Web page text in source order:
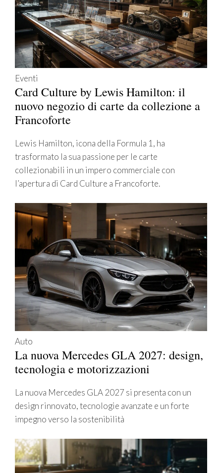
Eventi
Card Culture by Lewis Hamilton: il
nuovo negozio di carte da collezione a
Francoforte
Lewis Hamilton, icona della Formula 1, ha
trasformato la sua passione per le carte
collezionabili in un impero commerciale con
l’apertura di Card Culture a Francoforte.
Auto
La nuova Mercedes GLA 2027: design,
tecnologia e motorizzazioni
La nuova Mercedes GLA 2027 si presenta con un
design rinnovato, tecnologie avanzate e un forte
impegno verso la sostenibilità